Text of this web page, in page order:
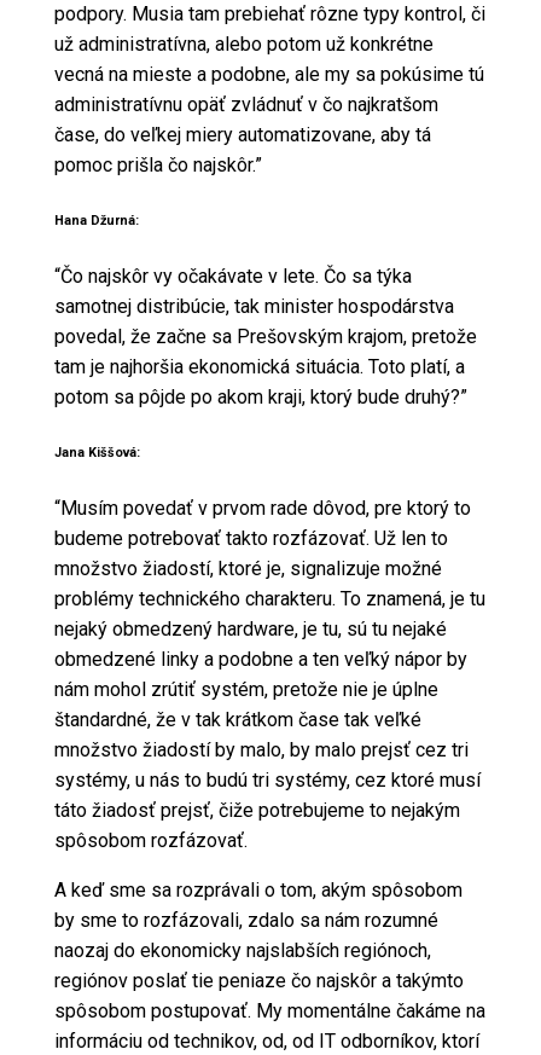
podpory. Musia tam prebiehať rôzne typy kontrol, či
už administratívna, alebo potom už konkrétne
vecná na mieste a podobne, ale my sa pokúsime tú
administratívnu opäť zvládnuť v čo najkratšom
čase, do veľkej miery automatizovane, aby tá
pomoc prišla čo najskôr.”
Hana Džurná:
“Čo najskôr vy očakávate v lete. Čo sa týka
samotnej distribúcie, tak minister hospodárstva
povedal, že začne sa Prešovským krajom, pretože
tam je najhoršia ekonomická situácia. Toto platí, a
potom sa pôjde po akom kraji, ktorý bude druhý?”
Jana Kiššová:
“Musím povedať v prvom rade dôvod, pre ktorý to
budeme potrebovať takto rozfázovať. Už len to
množstvo žiadostí, ktoré je, signalizuje možné
problémy technického charakteru. To znamená, je tu
nejaký obmedzený hardware, je tu, sú tu nejaké
obmedzené linky a podobne a ten veľký nápor by
nám mohol zrútiť systém, pretože nie je úplne
štandardné, že v tak krátkom čase tak veľké
množstvo žiadostí by malo, by malo prejsť cez tri
systémy, u nás to budú tri systémy, cez ktoré musí
táto žiadosť prejsť, čiže potrebujeme to nejakým
spôsobom rozfázovať.
A keď sme sa rozprávali o tom, akým spôsobom
by sme to rozfázovali, zdalo sa nám rozumné
naozaj do ekonomicky najslabších regiónoch,
regiónov poslať tie peniaze čo najskôr a takýmto
spôsobom postupovať. My momentálne čakáme na
informáciu od technikov, od, od IT odborníkov, ktorí